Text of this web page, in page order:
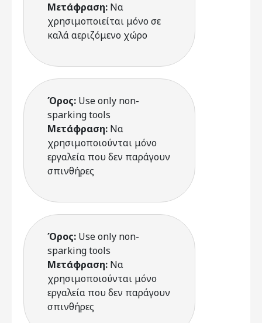
Μετάφραση: Να
χρησιμοποιείται μόνο σε
καλά αεριζόμενο χώρο
Όρος: Use only non-
sparking tools
Μετάφραση: Να
χρησιμοποιούνται μόνο
εργαλεία που δεν παράγουν
σπινθήρες
Όρος: Use only non-
sparking tools
Μετάφραση: Να
χρησιμοποιούνται μόνο
εργαλεία που δεν παράγουν
σπινθήρες